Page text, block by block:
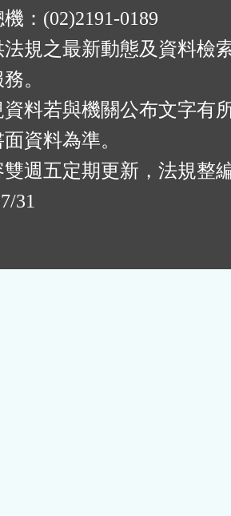
：(02)2191-0189
規之最新動態及資料檢
。
料若與機關公布文字有
資料為準。
雙週五定期更新，法規整
31